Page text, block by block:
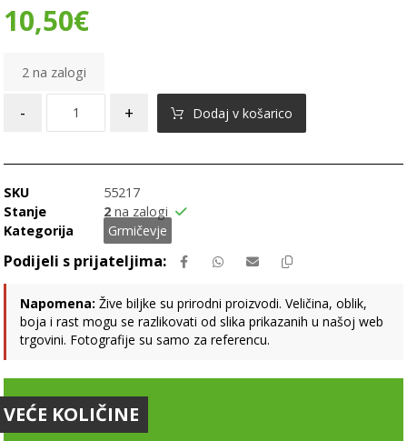
10,50€
2 na zalogi
- + Dodaj v košarico
SKU
55217
Stanje
2 na zalogi
Kategorija
Grmičevje
Napomena: Žive biljke su prirodni proizvodi. Veličina, oblik,
boja i rast mogu se razlikovati od slika prikazanih u našoj web
trgovini. Fotografije su samo za referencu.
VEĆE KOLIČINE